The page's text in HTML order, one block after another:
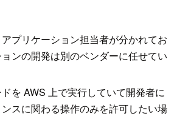
プリケーション担当者が分かれてお
ンの開発は別のベンダーに任せてい
を AWS 上で実行していて開発者に
スに関わる操作のみを許可したい場